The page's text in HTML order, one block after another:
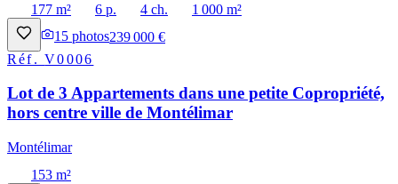
177 m²
6 p. 4 ch.
1 000 m²
15 photos239 000 €
Réf.V0006
Lot de 3 Appartements dans une petite Copropriété,
hors centre ville de Montélimar
Montélimar
153 m²